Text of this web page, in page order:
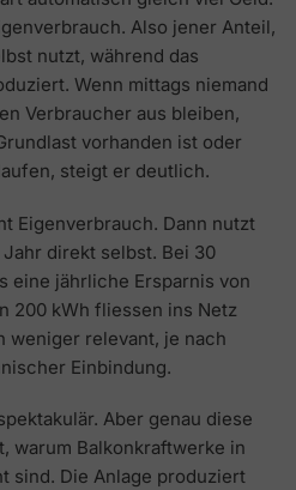
Also jener Anteil,
nutzt, während das
Wenn mittags niemand
Verbraucher aus bleiben,
vorhanden ist oder
steigt er deutlich.
Eigenverbrauch. Dann nutzt
direkt selbst. Bei 30
eine jährliche Ersparnis von
200 kWh fliessen ins Netz
relevant, je nach
Einbindung.
Aber genau diese
warum Balkonkraftwerke in
sind. Die Anlage produziert